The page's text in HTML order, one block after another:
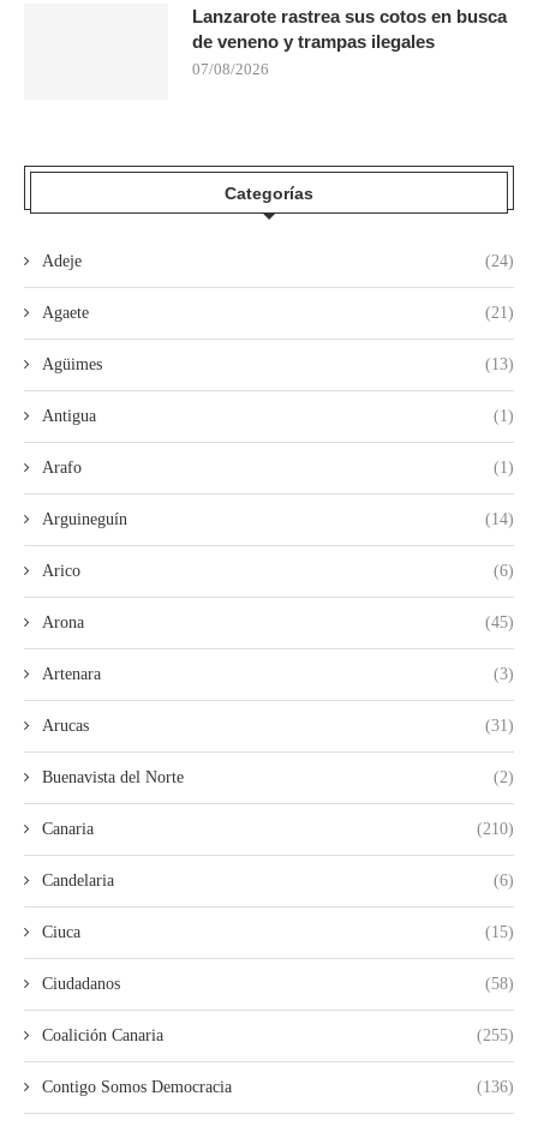
Lanzarote rastrea sus cotos en busca
de veneno y trampas ilegales
07/08/2026
Categorías
Adeje (24)
Agaete (21)
Agüimes (13)
Antigua (1)
Arafo (1)
Arguineguín (14)
Arico (6)
Arona (45)
Artenara (3)
Arucas (31)
Buenavista del Norte (2)
Canaria (210)
Candelaria (6)
Ciuca (15)
Ciudadanos (58)
Coalición Canaria (255)
Contigo Somos Democracia (136)